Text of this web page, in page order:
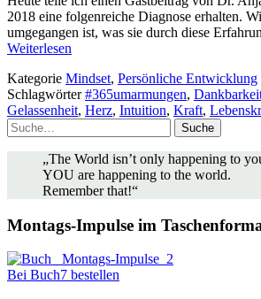
2018 eine folgenreiche Diagnose erhalten.
umgegangen ist, was sie durch diese
Weiterlesen
Kategorie Mindset, Persönliche Entwicklung
Schlagwörter#365umarmungen,
Gelassenheit, Herz, Intuition, Kraft,
Suche
„The World isn’t only happening to
YOU are happening to the world.
Remember that!“
Montags-Impulse im
Bei Buch7 bestellen